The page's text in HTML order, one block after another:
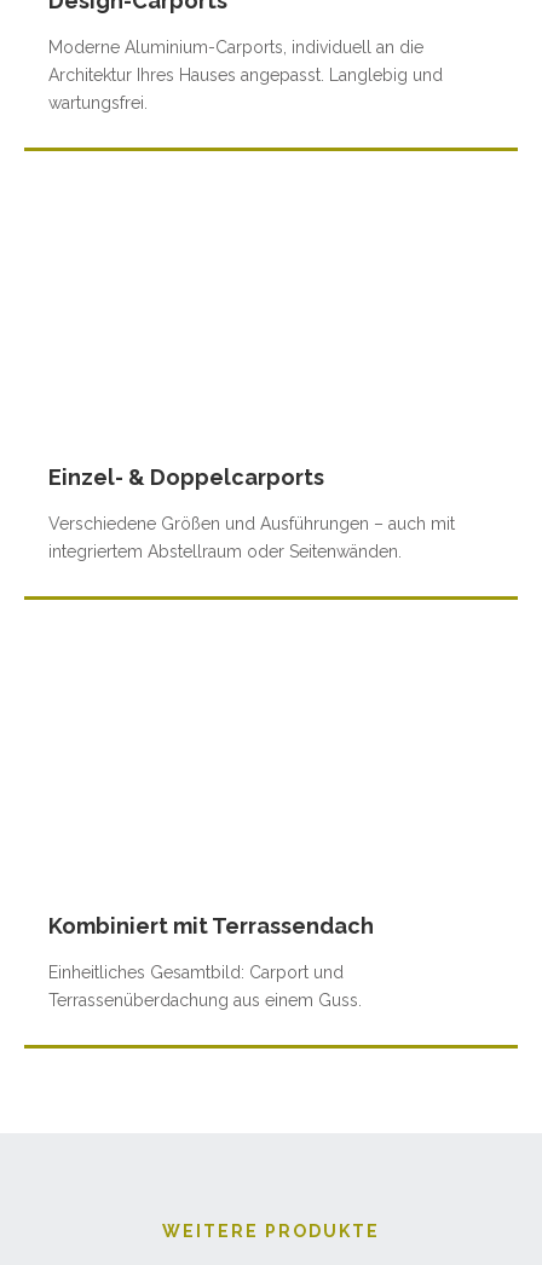
Moderne Aluminium-Carports, individuell an die
Architektur Ihres Hauses angepasst. Langlebig und
wartungsfrei.
Einzel- & Doppelcarports
Verschiedene Größen und Ausführungen – auch mit
integriertem Abstellraum oder Seitenwänden.
Kombiniert mit Terrassendach
Einheitliches Gesamtbild: Carport und
Terrassenüberdachung aus einem Guss.
WEITERE PRODUKTE